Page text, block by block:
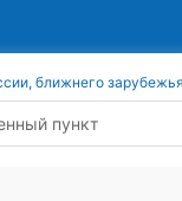
ближнего